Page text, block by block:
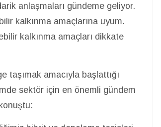
anlaşmaları gündeme geliyor.
kalkınma amaçlarına uyum.
kalkınma amaçları dikkate
amacıyla başlattığı
sektör için en önemli gündem